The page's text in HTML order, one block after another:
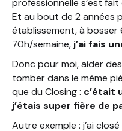
professionnelle s’est
Et au bout de 2 années
établissement, à bosser
70h/semaine, j’ai fais
Donc pour moi, aider
tomber dans le même
que du Closing : c’était
j’étais super fière de
Autre exemple : j’ai